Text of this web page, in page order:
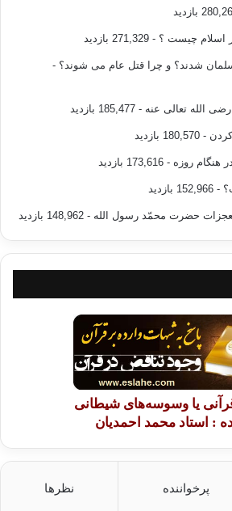
اسلام چیست ؟ - 271,329 بازدید
شدند؟ و چرا قتل عام می شوند؟ -
الله تعالی عنه - 185,477 بازدید
- 180,570 بازدید
هنگام روزه - 173,616 بازدید
- 152,966 بازدید
حضرت محمّد رسول الله - 148,962 بازدید
یا وسوسه‌های شیطانی
: استاد محمد احمدیان
پرخواننده نظرها